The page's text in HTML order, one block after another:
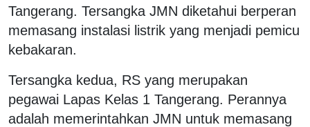
Tangerang. Tersangka JMN diketahui berperan
memasang instalasi listrik yang menjadi pemicu
kebakaran.
Tersangka kedua, RS yang merupakan
pegawai Lapas Kelas 1 Tangerang. Perannya
adalah memerintahkan JMN untuk memasang